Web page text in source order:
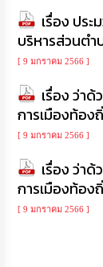
เสริม
คุณธรรม
และ
ความ
ร้อง
เรียน
ทุกข์
e-
Service
เรื่อง ปร
บริหารส่วนต
[ 9 มกราคม 2566 ]
เรื่อง ว่า
การเมืองท้อ
[ 9 มกราคม 2566 ]
เรื่อง ว่า
การเมืองท้อง
[ 9 มกราคม 2566 ]